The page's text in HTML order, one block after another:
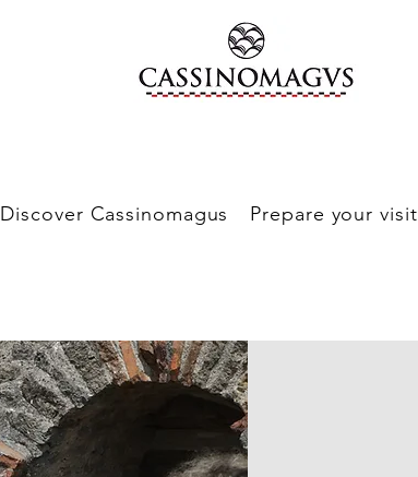
Discover Cassinomagus Prepare your visit